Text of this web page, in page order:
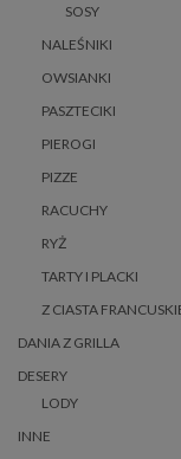
SOSY
NALEŚNIKI
OWSIANKI
PASZTECIKI
PIEROGI
PIZZE
RACUCHY
RYŻ
TARTY I PLACKI
Z CIASTA
DANIA Z GRILLA
DESERY
LODY
INNE